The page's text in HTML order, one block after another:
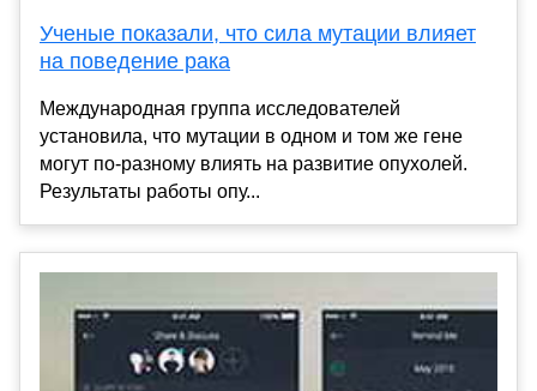
Ученые показали, что сила мутации влияет
на поведение рака
Международная группа исследователей
установила, что мутации в одном и том же гене
могут по-разному влиять на развитие опухолей.
Результаты работы опу...